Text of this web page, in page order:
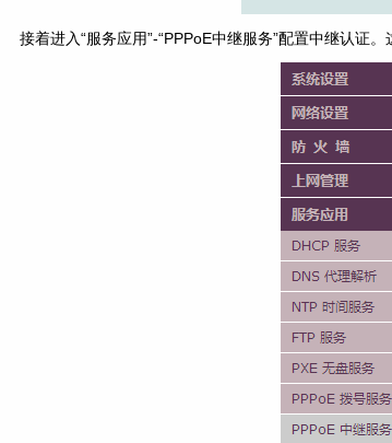
接着进入“服务应用”-“PPPoE中继服务”配置中继认证